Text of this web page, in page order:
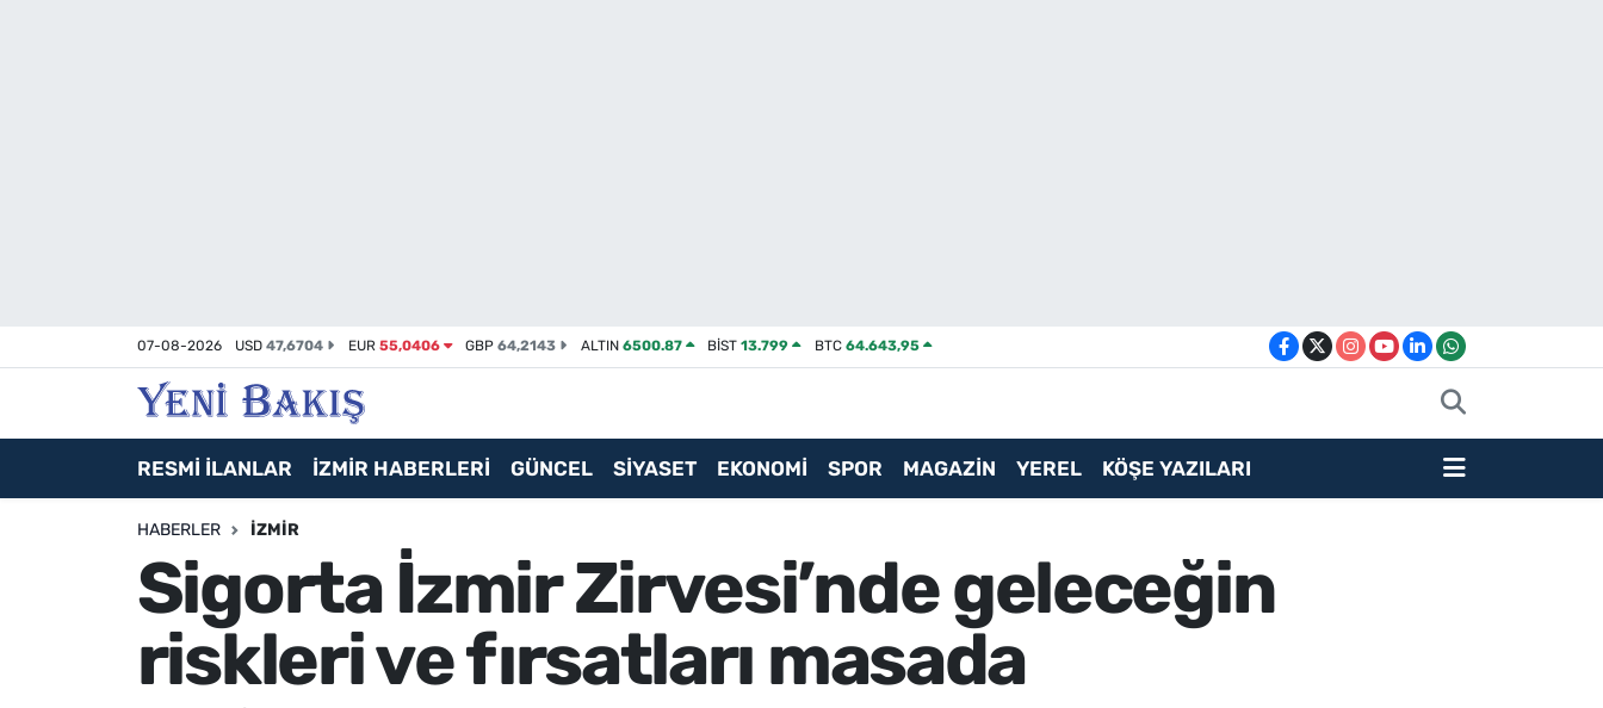
07-08-2026 USD47,6704 EUR 55,0406 GBP64,2143 ALTIN 6500.87 BİST13.799 BTC 64.643,95
RESMİ İLANLAR İZMİR HABERLERİ GÜNCEL SİYASET EKONOMİ SPOR MAGAZİN YEREL KÖŞE YAZILARI
HABERLER İZMIR
Sigorta İzmir Zirvesi’nde geleceğin
riskleri ve fırsatları masada
Asayiş / Polis-Adliye
Magazin